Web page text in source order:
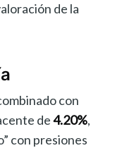
de la
con
de4.20%,
con presiones